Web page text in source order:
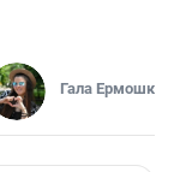
Гала